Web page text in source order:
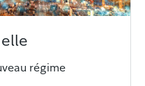
régime